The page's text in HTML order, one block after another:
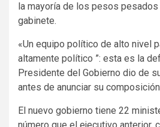
la mayoría de los pesos
gabinete.
«Un equipo político de alto nivel
altamente político ”: esta es la
Presidente del Gobierno dio de
antes de anunciar su
El nuevo gobierno tiene 22